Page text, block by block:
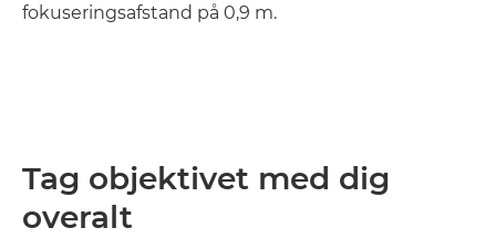
fokuseringsafstand på 0,9 m.
Tag objektivet med dig
overalt